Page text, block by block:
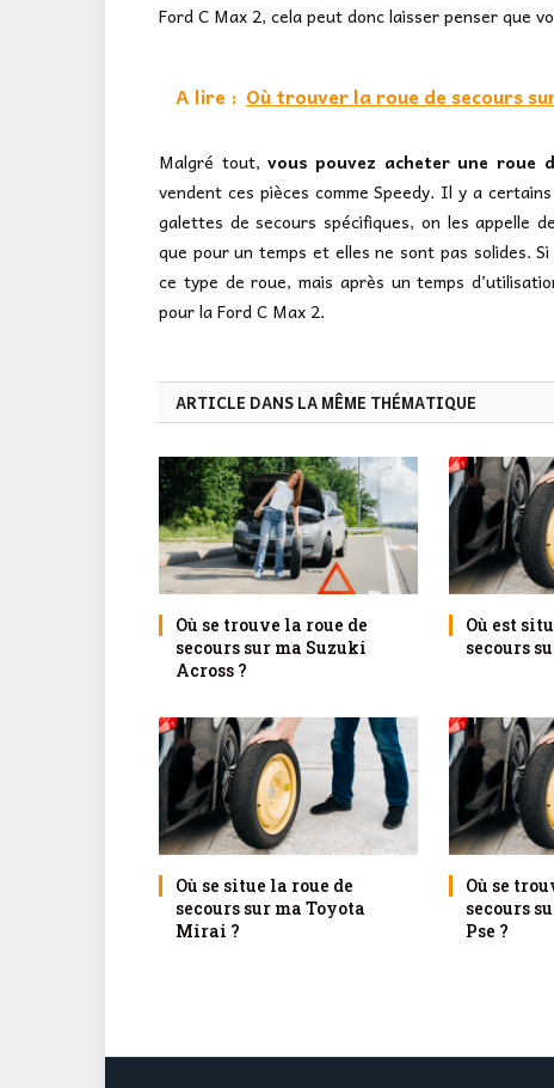
Ford C Max 2, cela peut donc laisser penser que
A lire : Où trouver la roue de secours
Malgré tout,vous pouvez acheter une roue
vendent ces pièces comme Speedy. Il y a certains
galettes de secours spécifiques, on les appelle
que pour un temps et elles ne sont pas solides.
ce type de roue, mais après un temps
pour la Ford C Max 2.
ARTICLE DANS LA MÊME THÉMATIQUE
Où se trouve la roue de
secours sur ma Suzuki
Across ?
Où est
secours
Où se situe la roue de
secours sur ma Toyota
Mirai ?
Où se
secours
Pse ?